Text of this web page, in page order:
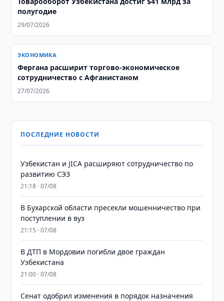
полугодие
29/07/2026
ЭКОНОМИКА
Фергана расширит торгово-экономическое
сотрудничество с Афганистаном
27/07/2026
ПОСЛЕДНИЕ НОВОСТИ
Узбекистан и JICA расширяют сотрудничество по
развитию СЭЗ
21:18 · 07/08
В Бухарской области пресекли мошенничество при
поступлении в вуз
21:15 · 07/08
В ДТП в Мордовии погибли двое граждан
Узбекистана
21:00 · 07/08
Сенат одобрил изменения в порядок назначения